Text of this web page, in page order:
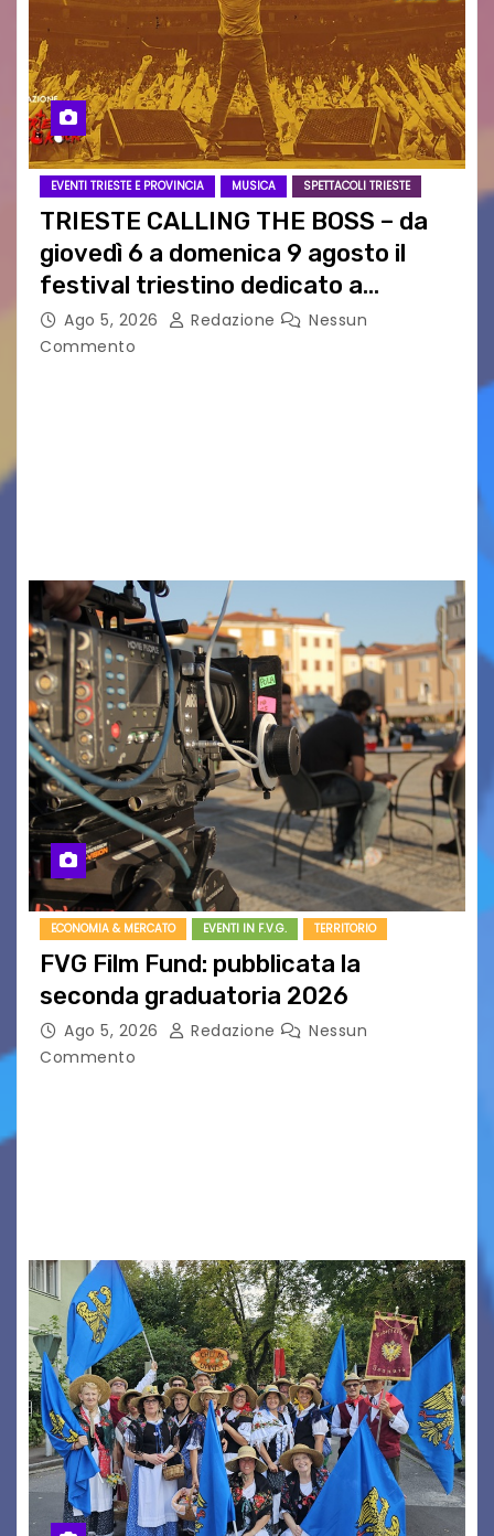
EVENTI TRIESTE E PROVINCIA MUSICA SPETTACOLI TRIESTE
TRIESTE CALLING THE BOSS – da
giovedì 6 a domenica 9 agosto il
festival triestino dedicato a
Springsteen
Ago 5, 2026 Redazione
Nessun
Commento
ECONOMIA & MERCATO EVENTI IN F.V.G. TERRITORIO
FVG Film Fund: pubblicata la
seconda graduatoria 2026
Ago 5, 2026 Redazione
Nessun
Commento